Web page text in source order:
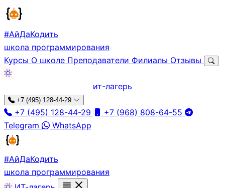
#АйДаКодить
школа программирования
Курсы О школе Преподаватели Филиалы Отзывы
ит-лагерь
+7 (495) 128-44-29
+7 (495) 128-44-29
+7 (968) 808-64-55
Telegram
WhatsApp
#АйДаКодить
школа программирования